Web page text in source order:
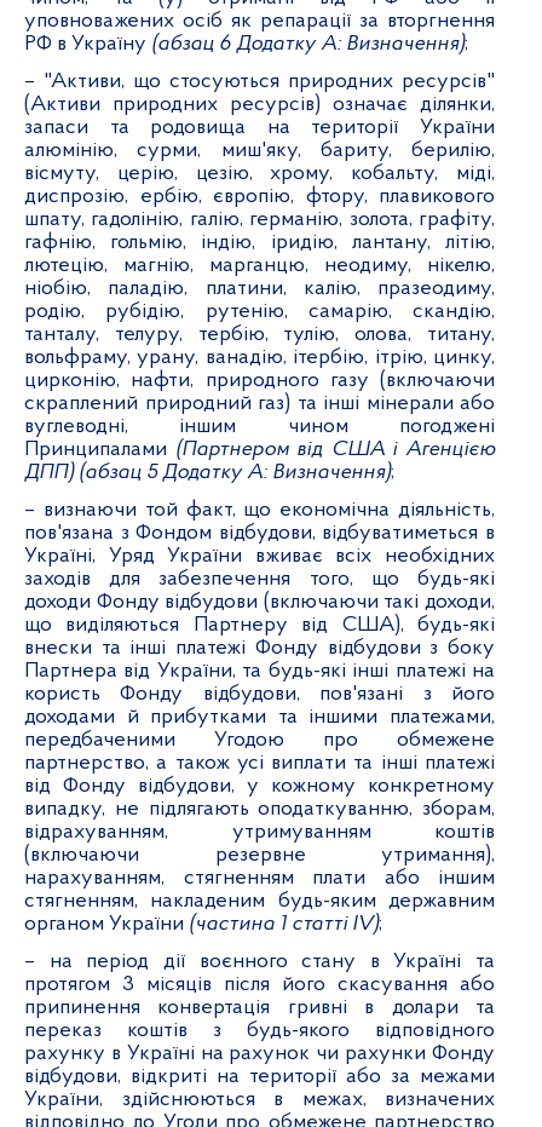
уповноважених осіб як репарації за вторгнення
РФ в Україну (абзац 6 Додатку А: Визначення);
– "Активи, що стосуються природних ресурсів"
(Активи природних ресурсів) означає ділянки,
запаси та родовища на території України
алюмінію, сурми, миш'яку, бариту, берилію,
вісмуту, церію, цезію, хрому, кобальту, міді,
диспрозію, ербію, європію, фтору, плавикового
шпату, гадолінію, галію, германію, золота, графіту,
гафнію, гольмію, індію, іридію, лантану, літію,
лютецію, магнію, марганцю, неодиму, нікелю,
ніобію, паладію, платини, калію, празеодиму,
родію, рубідію, рутенію, самарію, скандію,
танталу, телуру, тербію, тулію, олова, титану,
вольфраму, урану, ванадію, ітербію, ітрію, цинку,
цирконію, нафти, природного газу (включаючи
скраплений природний газ) та інші мінерали або
вуглеводні, іншим чином погоджені
Принципалами (Партнером від США і Агенцією
ДПП) (абзац 5 Додатку А: Визначення);
– визнаючи той факт, що економічна діяльність,
пов'язана з Фондом відбудови, відбуватиметься в
Україні, Уряд України вживає всіх необхідних
заходів для забезпечення того, що будь-які
доходи Фонду відбудови (включаючи такі доходи,
що виділяються Партнеру від США), будь-які
внески та інші платежі Фонду відбудови з боку
Партнера від України, та будь-які інші платежі на
користь Фонду відбудови, пов'язані з його
доходами й прибутками та іншими платежами,
передбаченими Угодою про обмежене
партнерство, а також усі виплати та інші платежі
від Фонду відбудови, у кожному конкретному
випадку, не підлягають оподаткуванню, зборам,
відрахуванням, утримуванням коштів
(включаючи резервне утримання),
нарахуванням, стягненням плати або іншим
стягненням, накладеним будь-яким державним
органом України (частина 1 статті ІV);
– на період дії воєнного стану в Україні та
протягом 3 місяців після його скасування або
припинення конвертація гривні в долари та
переказ коштів з будь-якого відповідного
рахунку в Україні на рахунок чи рахунки Фонду
відбудови, відкриті на території або за межами
України, здійснюються в межах, визначених
відповідно до Угоди про обмежене партнерство